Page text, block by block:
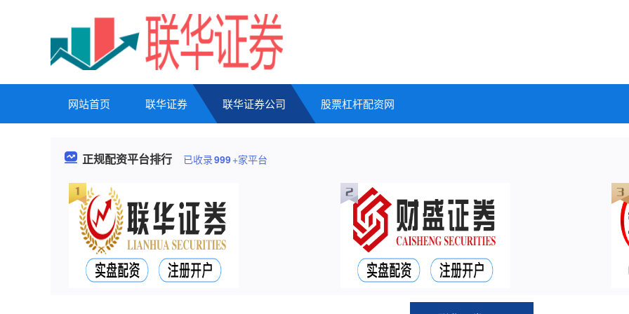
网站首页 联华证券 联华证券公司 股票杠杆配资网
正规配资平台排行 已收录999+家平台